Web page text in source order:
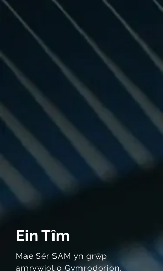
Ein Tîm
Mae Sêr SAM yn grŵp
amrywiol o Gymrodorion,